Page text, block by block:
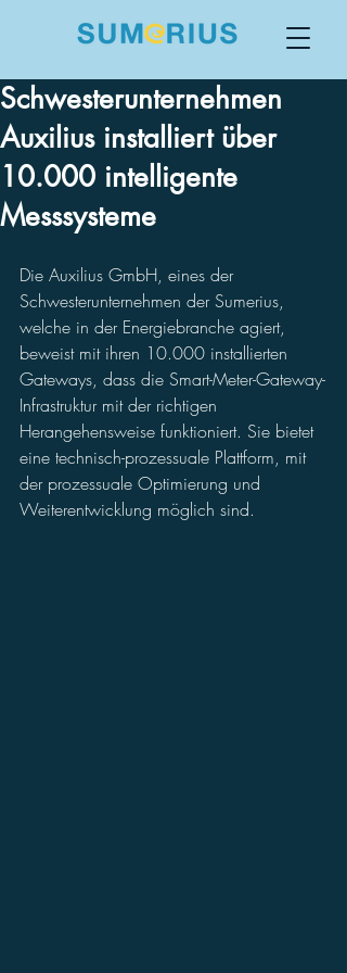
Schwesterunternehmen
Auxilius installiert über
10.000 intelligente
Messsysteme
Die Auxilius GmbH, eines der
Schwesterunternehmen der Sumerius,
welche in der Energiebranche agiert,
beweist mit ihren 10.000 installierten
Gateways, dass die Smart-Meter-Gateway-
Infrastruktur mit der richtigen
Herangehensweise funktioniert. Sie bietet
eine technisch-prozessuale Plattform, mit
der prozessuale Optimierung und
Weiterentwicklung möglich sind.